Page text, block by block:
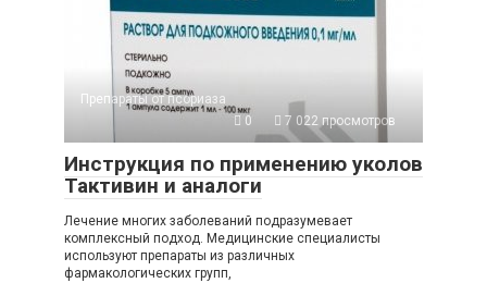
Препараты от псориаза
0
7 022 просмотров
Инструкция по применению уколов
Тактивин и аналоги
Лечение многих заболеваний подразумевает
комплексный подход. Медицинские специалисты
используют препараты из различных
фармакологических групп,